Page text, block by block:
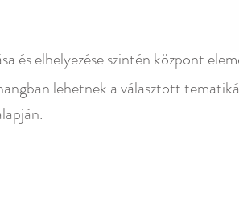
és elhelyezése szintén központ
lehetnek a választott